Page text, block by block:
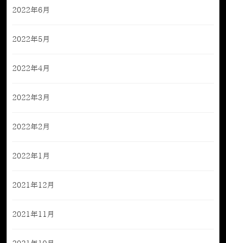
2022年6月
2022年5月
2022年4月
2022年3月
2022年2月
2022年1月
2021年12月
2021年11月